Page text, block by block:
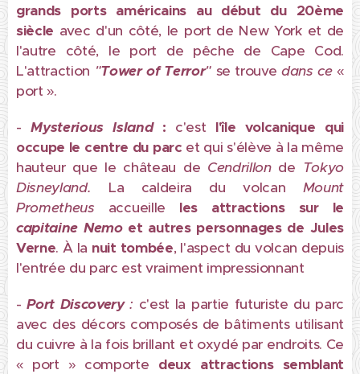
grands ports américains au début du 20ème
siècle avec d'un côté, le port de New York et de
l'autre côté, le port de pêche de Cape Cod.
L'attraction "Tower of Terror"se trouve dans ce«
port ».
-Mysterious Island : c'est l'île volcanique qui
occupe le centre du parc et qui s'élève à la même
hauteur que le château de Cendrillonde Tokyo
Disneyland. La caldeira du volcan Mount
Prometheus accueille les attractions sur le
capitaine Nemoet autres personnages de Jules
Verne. À la nuit tombée, l'aspect du volcan depuis
l'entrée du parc est vraiment impressionnant
- Port Discovery: c'est la partie futuriste du parc
avec des décors composés de bâtiments utilisant
du cuivre à la fois brillant et oxydé par endroits. Ce
« port » comporte deux attractions semblant